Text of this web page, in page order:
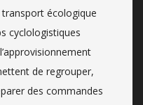
écologique
cyclologistiques
de regrouper,
des commandes